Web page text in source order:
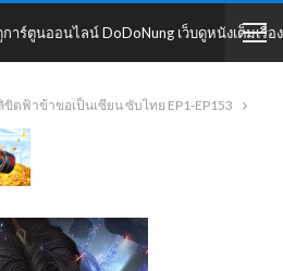
ร์ตูนออนไลน์ DoDoNung เว็บดูหนังเต็มเรื่อง
ขิตฟ้าข้าขอเป็นเซียน ซับไทย EP1-EP153